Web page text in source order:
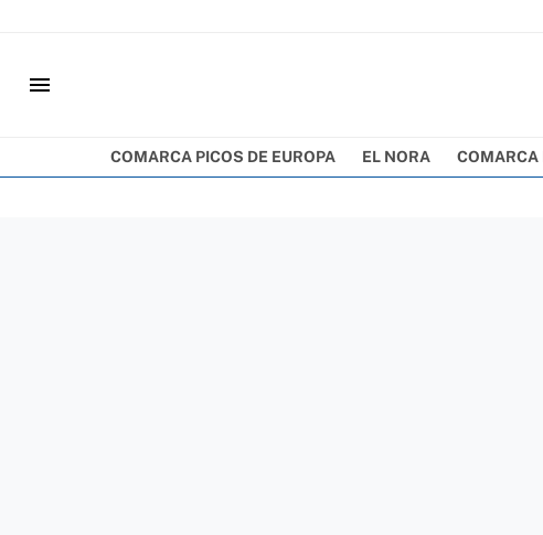
menu
COMARCA PICOS DE EUROPA EL NORA COMARCA